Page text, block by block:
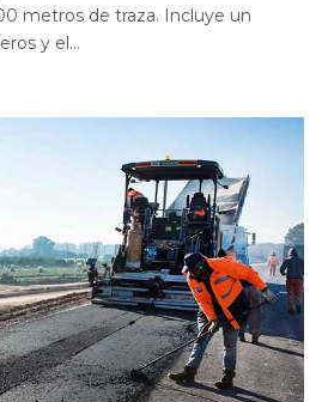
metros de traza. Incluye un
y el...